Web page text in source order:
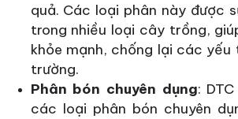
quả. Các loại phân này được
trong nhiều loại cây trồng,
khỏe mạnh, chống lại các
trường.
Phân bón chuyên dụng:
các loại phân bón chuyên